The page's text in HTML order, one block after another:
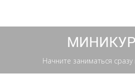
Начните заниматься